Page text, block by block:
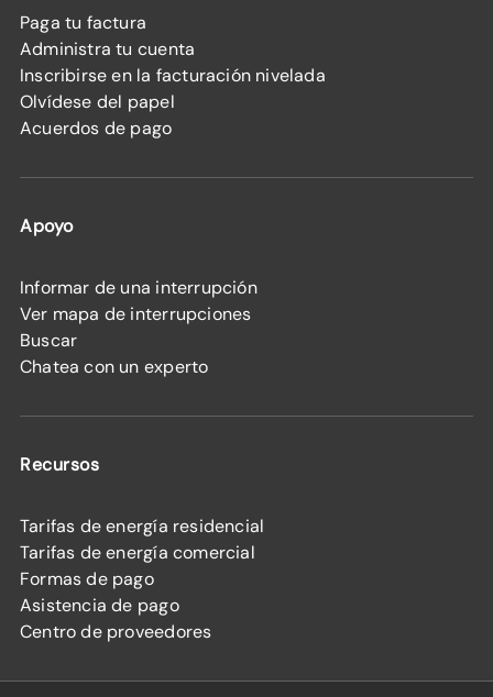
Paga tu factura
Administra tu cuenta
Inscribirse en la facturación nivelada
Olvídese del papel
Acuerdos de pago
Apoyo
Informar de una interrupción
Ver mapa de interrupciones
Buscar
Chatea con un experto
Recursos
Tarifas de energía residencial
Tarifas de energía comercial
Formas de pago
Asistencia de pago
Centro de proveedores